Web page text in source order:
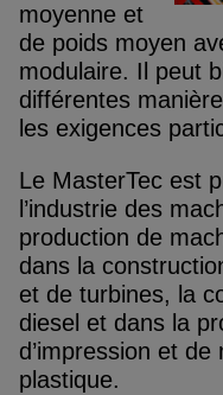
moyenne et
de poids moyen
modulaire. Il peut
différentes
les exigences
Le MasterTec est
l’industrie des
production de
dans la
et de turbines, la
diesel et dans la
d’impression et de
plastique.